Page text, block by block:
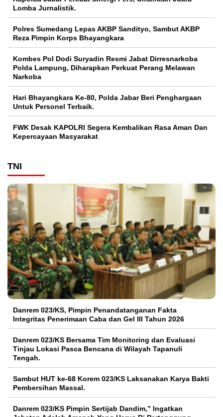
Lomba Jurnalistik.
Polres Sumedang Lepas AKBP Sandityo, Sambut AKBP
Reza Pimpin Korps Bhayangkara
Kombes Pol Dodi Suryadin Resmi Jabat Dirresnarkoba
Polda Lampung, Diharapkan Perkuat Perang Melawan
Narkoba
Hari Bhayangkara Ke-80, Polda Jabar Beri Penghargaan
Untuk Personel Terbaik.
FWK Desak KAPOLRI Segera Kembalikan Rasa Aman Dan
Kepercayaan Masyarakat
TNI
Danrem 023/KS, Pimpin Penandatanganan Fakta
Integritas Penerimaan Caba dan Gel III Tahun 2026
Danrem 023/KS Bersama Tim Monitoring dan Evaluasi
Tinjau Lokasi Pasca Bencana di Wilayah Tapanuli
Tengah.
Sambut HUT ke-68 Korem 023/KS Laksanakan Karya Bakti
Pembersihan Massal.
Danrem 023/KS Pimpin Sertijab Dandim,” Ingatkan